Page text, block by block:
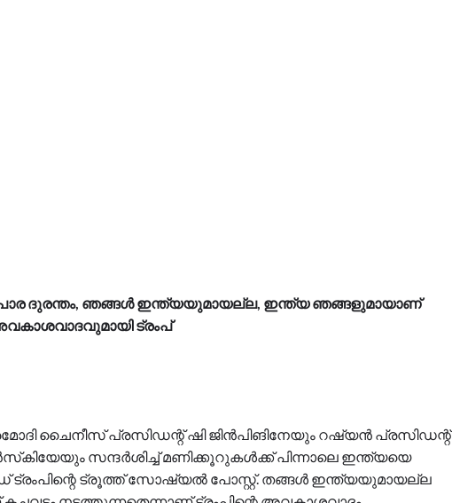
ദുരന്തം, ഞങ്ങള്‍ ഇന്ത്യയുമായല്ല, ഇന്ത്യ ഞങ്ങളുമായാണ്
ട്രംപ്
ചൈനീസ് പ്രസിഡന്റ് ഷി ജിന്‍പിങിനേയും റഷ്യന്‍ പ്രസിഡന്റ്
സന്ദര്‍ശിച്ച് മണിക്കൂറുകള്‍ക്ക് പിന്നാലെ ഇന്ത്യയെ
ട്രൂത്ത് സോഷ്യല്‍ പോസ്റ്റ്. തങ്ങള്‍ ഇന്ത്യയുമായല്ല